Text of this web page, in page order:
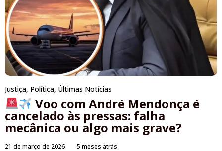
Justiça, Política, Últimas Notícias
Voo com André Mendonça é
cancelado às pressas: falha
mecânica ou algo mais grave?
21 de março de 2026 5 meses atrás